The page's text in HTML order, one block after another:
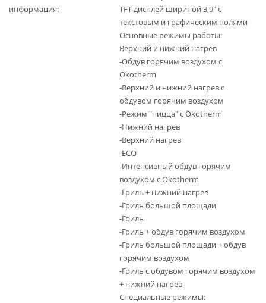
информация
TFT-дисплей шириной 3,9" с
текстовым и графическим полями
Основные режимы работы:
Верхний и нижний нагрев
-Обдув горячим воздухом с
Ökotherm
-Верхний и нижний нагрев с
обдувом горячим воздухом
-Режим "пицца" с Ökotherm
-Нижний нагрев
-Верхний нагрев
-ECO
-Интенсивный обдув горячим
воздухом с Ökotherm
-Гриль + нижний нагрев
-Гриль большой площади
-Гриль
-Гриль + обдув горячим воздухом
-Гриль большой площади + обдув
горячим воздухом
-Гриль с обдувом горячим воздухом
+ нижний нагрев
Специальные режимы: